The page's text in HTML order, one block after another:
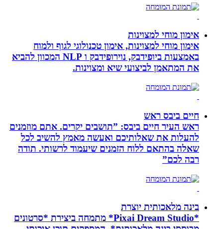
אימון מוחי למצוינות
אימון מוחי למצוינות, אימון טכנולוגי לגוף ולמוח
באמצעות ביופידבק, נוירופידבק ו NLP המכוון להביא
את המתאמן לביצועי שיא ומצוינות.
חיים ביבס ראש
ראש העיר חיים ביבס: ”תושבים יקרים. אתם מוזמנים
להעלות את שאלותיכם ואעשה מאמץ להשיב לכל
שאלה בהתאם ללוח הזמנים שיעמוד לרשותי. תודה
רבה לכם”
בינה מלאכותית יוצרת
*Pixai Dream Studio* מתמחה ביצירת *סרטונים